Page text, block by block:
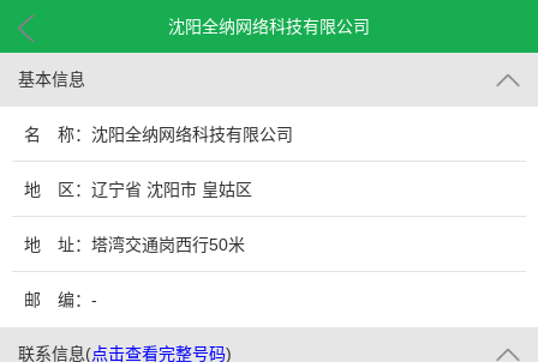
沈阳全纳网络科技有限公司
基本信息
名 称：沈阳全纳网络科技有限公司
地 区：辽宁省 沈阳市 皇姑区
地 址：塔湾交通岗西行50米
邮 编：-
联系信息(点击查看完整号码)